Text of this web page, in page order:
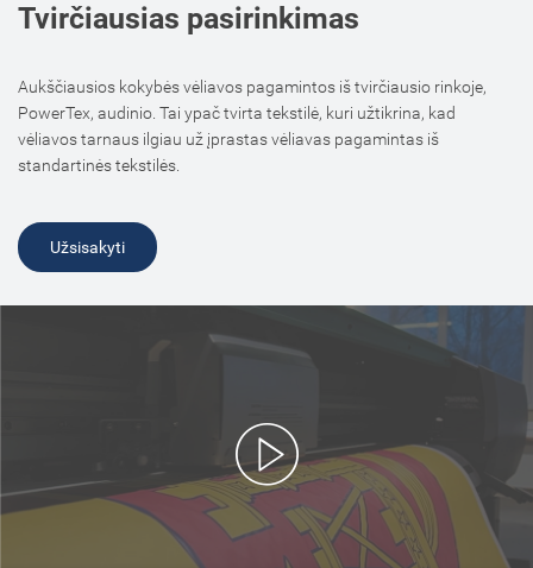
Tvirčiausias pasirinkimas
Aukščiausios kokybės vėliavos pagamintos iš tvirčiausio rinkoje,
PowerTex, audinio. Tai ypač tvirta tekstilė, kuri užtikrina, kad
vėliavos tarnaus ilgiau už įprastas vėliavas pagamintas iš
standartinės tekstilės.
Užsisakyti